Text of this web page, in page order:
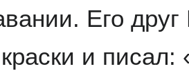
Его
и писал: